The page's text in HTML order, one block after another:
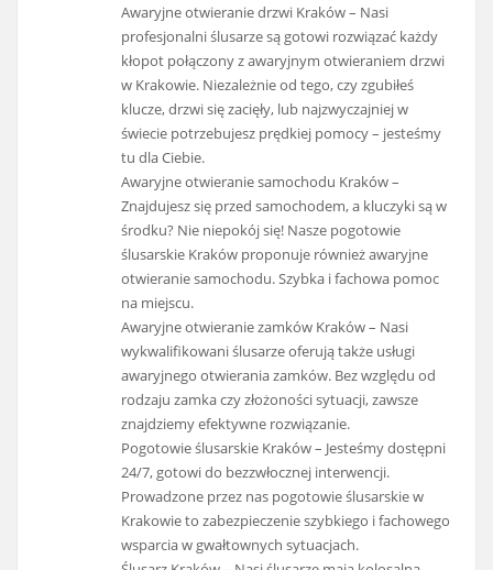
Awaryjne otwieranie drzwi Kraków – Nasi
profesjonalni ślusarze są gotowi rozwiązać każdy
kłopot połączony z awaryjnym otwieraniem drzwi
w Krakowie. Niezależnie od tego, czy zgubiłeś
klucze, drzwi się zacięły, lub najzwyczajniej w
świecie potrzebujesz prędkiej pomocy – jesteśmy
tu dla Ciebie.
Awaryjne otwieranie samochodu Kraków –
Znajdujesz się przed samochodem, a kluczyki są w
środku? Nie niepokój się! Nasze pogotowie
ślusarskie Kraków proponuje również awaryjne
otwieranie samochodu. Szybka i fachowa pomoc
na miejscu.
Awaryjne otwieranie zamków Kraków – Nasi
wykwalifikowani ślusarze oferują także usługi
awaryjnego otwierania zamków. Bez względu od
rodzaju zamka czy złożoności sytuacji, zawsze
znajdziemy efektywne rozwiązanie.
Pogotowie ślusarskie Kraków – Jesteśmy dostępni
24/7, gotowi do bezzwłocznej interwencji.
Prowadzone przez nas pogotowie ślusarskie w
Krakowie to zabezpieczenie szybkiego i fachowego
wsparcia w gwałtownych sytuacjach.